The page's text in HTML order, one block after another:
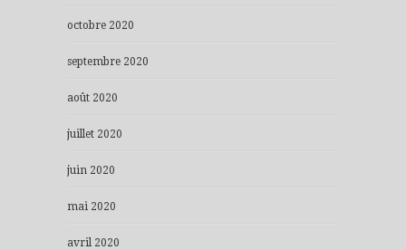
octobre 2020
septembre 2020
août 2020
juillet 2020
juin 2020
mai 2020
avril 2020